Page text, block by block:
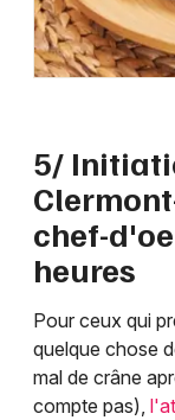
5/
chef-
heures
Pour ceux qui
quelque chose
mal de crâne
compte pas),